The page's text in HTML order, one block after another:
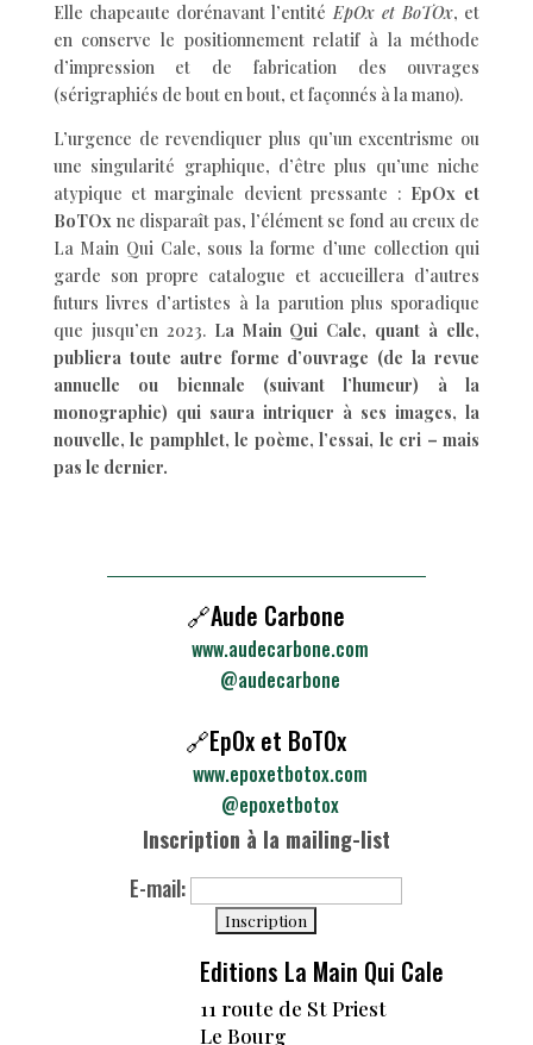
Elle chapeaute dorénavant l’entitéEpOx et BoTOx, et
en conserve le positionnement relatif à la méthode
d’impression et de fabrication des ouvrages
(sérigraphiés de bout en bout, et façonnés à la mano).
L’urgence de revendiquer plus qu’un excentrisme ou
une singularité graphique, d’être plus qu’une niche
atypique et marginale devient pressante : EpOx et
BoTOx ne disparaît pas, l’élément se fond au creux de
La Main Qui Cale, sous la forme d’une collection qui
garde son propre catalogue et accueillera d’autres
futurs livres d’artistes à la parution plus sporadique
que jusqu’en 2023. La Main Qui Cale, quant à elle,
publiera toute autre forme d’ouvrage (de la revue
annuelle ou biennale (suivant l’humeur) à la
monographie) qui saura intriquer à ses images, la
nouvelle, le pamphlet, le poème, l’essai, le cri – mais
pas le dernier.
🔗Aude Carbone
www.audecarbone.com
@audecarbone
🔗EpOx et BoTOx
www.epoxetbotox.com
@epoxetbotox
Inscription à la mailing-list
E-mail:
Editions La Main Qui Cale
11 route de St Priest
Le Bourg